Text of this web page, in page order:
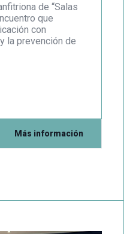
de “Salas
que
con
la prevención de
Más información